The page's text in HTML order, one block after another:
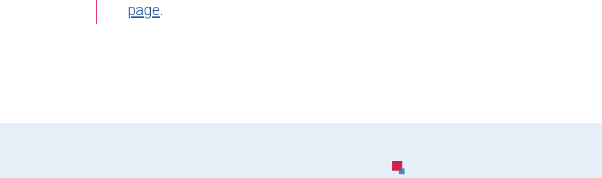
page.